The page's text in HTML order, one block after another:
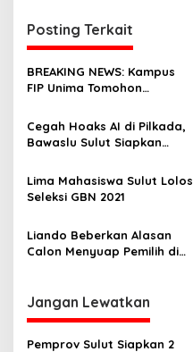
i
g
a
i
o
s
Posting Terkait
BREAKING NEWS: Kampus
FIP Unima Tomohon
Cegah Hoaks AI di Pilkada,
Bawaslu Sulut Siapkan
Lima Mahasiswa Sulut Lolos
Seleksi GBN 2021
Liando Beberkan Alasan
Calon Menyuap Pemilih di
Jangan Lewatkan
Pemprov Sulut Siapkan 2